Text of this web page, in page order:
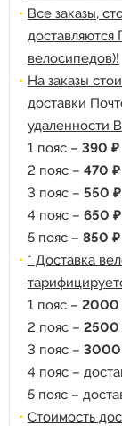
Все заказы,
велосипедов)!
На заказы
доставки
удаленности
1 пояс – 390 ₽
2 пояс – 470 ₽
3 пояс – 550 ₽
4 пояс – 650 ₽
5 пояс – 850 ₽
* Доставка
1 пояс – 2000
2 пояс – 2500
3 пояс – 3000
4 пояс –
5 пояс –
Стоимость